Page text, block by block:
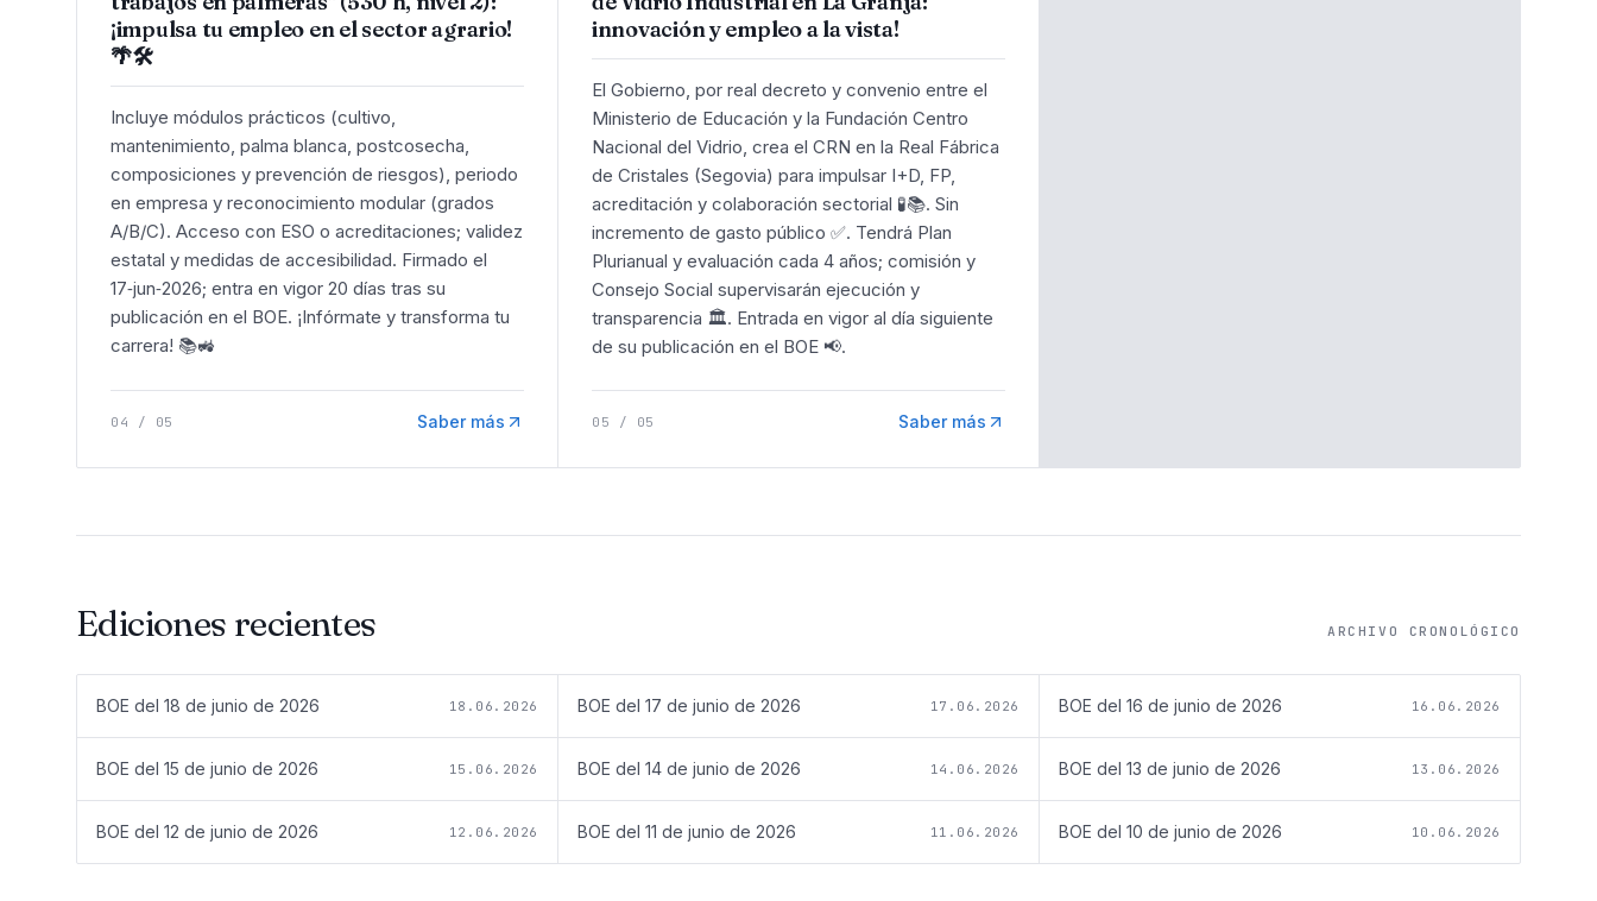
¡impulsa tu empleo en el sector agrario!
🌴🛠️
Incluye módulos prácticos (cultivo,
mantenimiento, palma blanca, postcosecha,
composiciones y prevención de riesgos), periodo
en empresa y reconocimiento modular (grados
A/B/C). Acceso con ESO o acreditaciones; validez
estatal y medidas de accesibilidad. Firmado el
17‑jun‑2026; entra en vigor 20 días tras su
publicación en el BOE. ¡Infórmate y transforma tu
carrera! 📚🚜
04 / 05 Saber más
innovación y empleo a la vista!
El Gobierno, por real decreto y convenio entre el
Ministerio de Educación y la Fundación Centro
Nacional del Vidrio, crea el CRN en la Real Fábrica
de Cristales (Segovia) para impulsar I+D, FP,
acreditación y colaboración sectorial 🧪📚. Sin
incremento de gasto público ✅. Tendrá Plan
Plurianual y evaluación cada 4 años; comisión y
Consejo Social supervisarán ejecución y
transparencia 🏛️. Entrada en vigor al día siguiente
de su publicación en el BOE 📢.
05 / 05 Saber más
Ediciones recientes ARCHIVO CRONOLÓGICO
BOE del 18 de junio de 2026 18.06.2026 BOE del 17 de junio de 2026 17.06.2026 BOE del 16 de junio de 2026 16.06.2026
BOE del 15 de junio de 2026 15.06.2026 BOE del 14 de junio de 2026 14.06.2026 BOE del 13 de junio de 2026 13.06.2026
BOE del 12 de junio de 2026 12.06.2026 BOE del 11 de junio de 2026 11.06.2026 BOE del 10 de junio de 2026 10.06.2026